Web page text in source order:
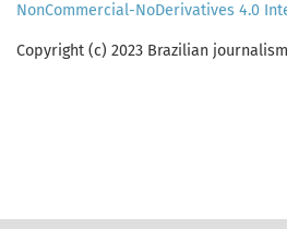
NonCommercial-NoDerivatives 4.0
Copyright (c) 2023 Brazilian